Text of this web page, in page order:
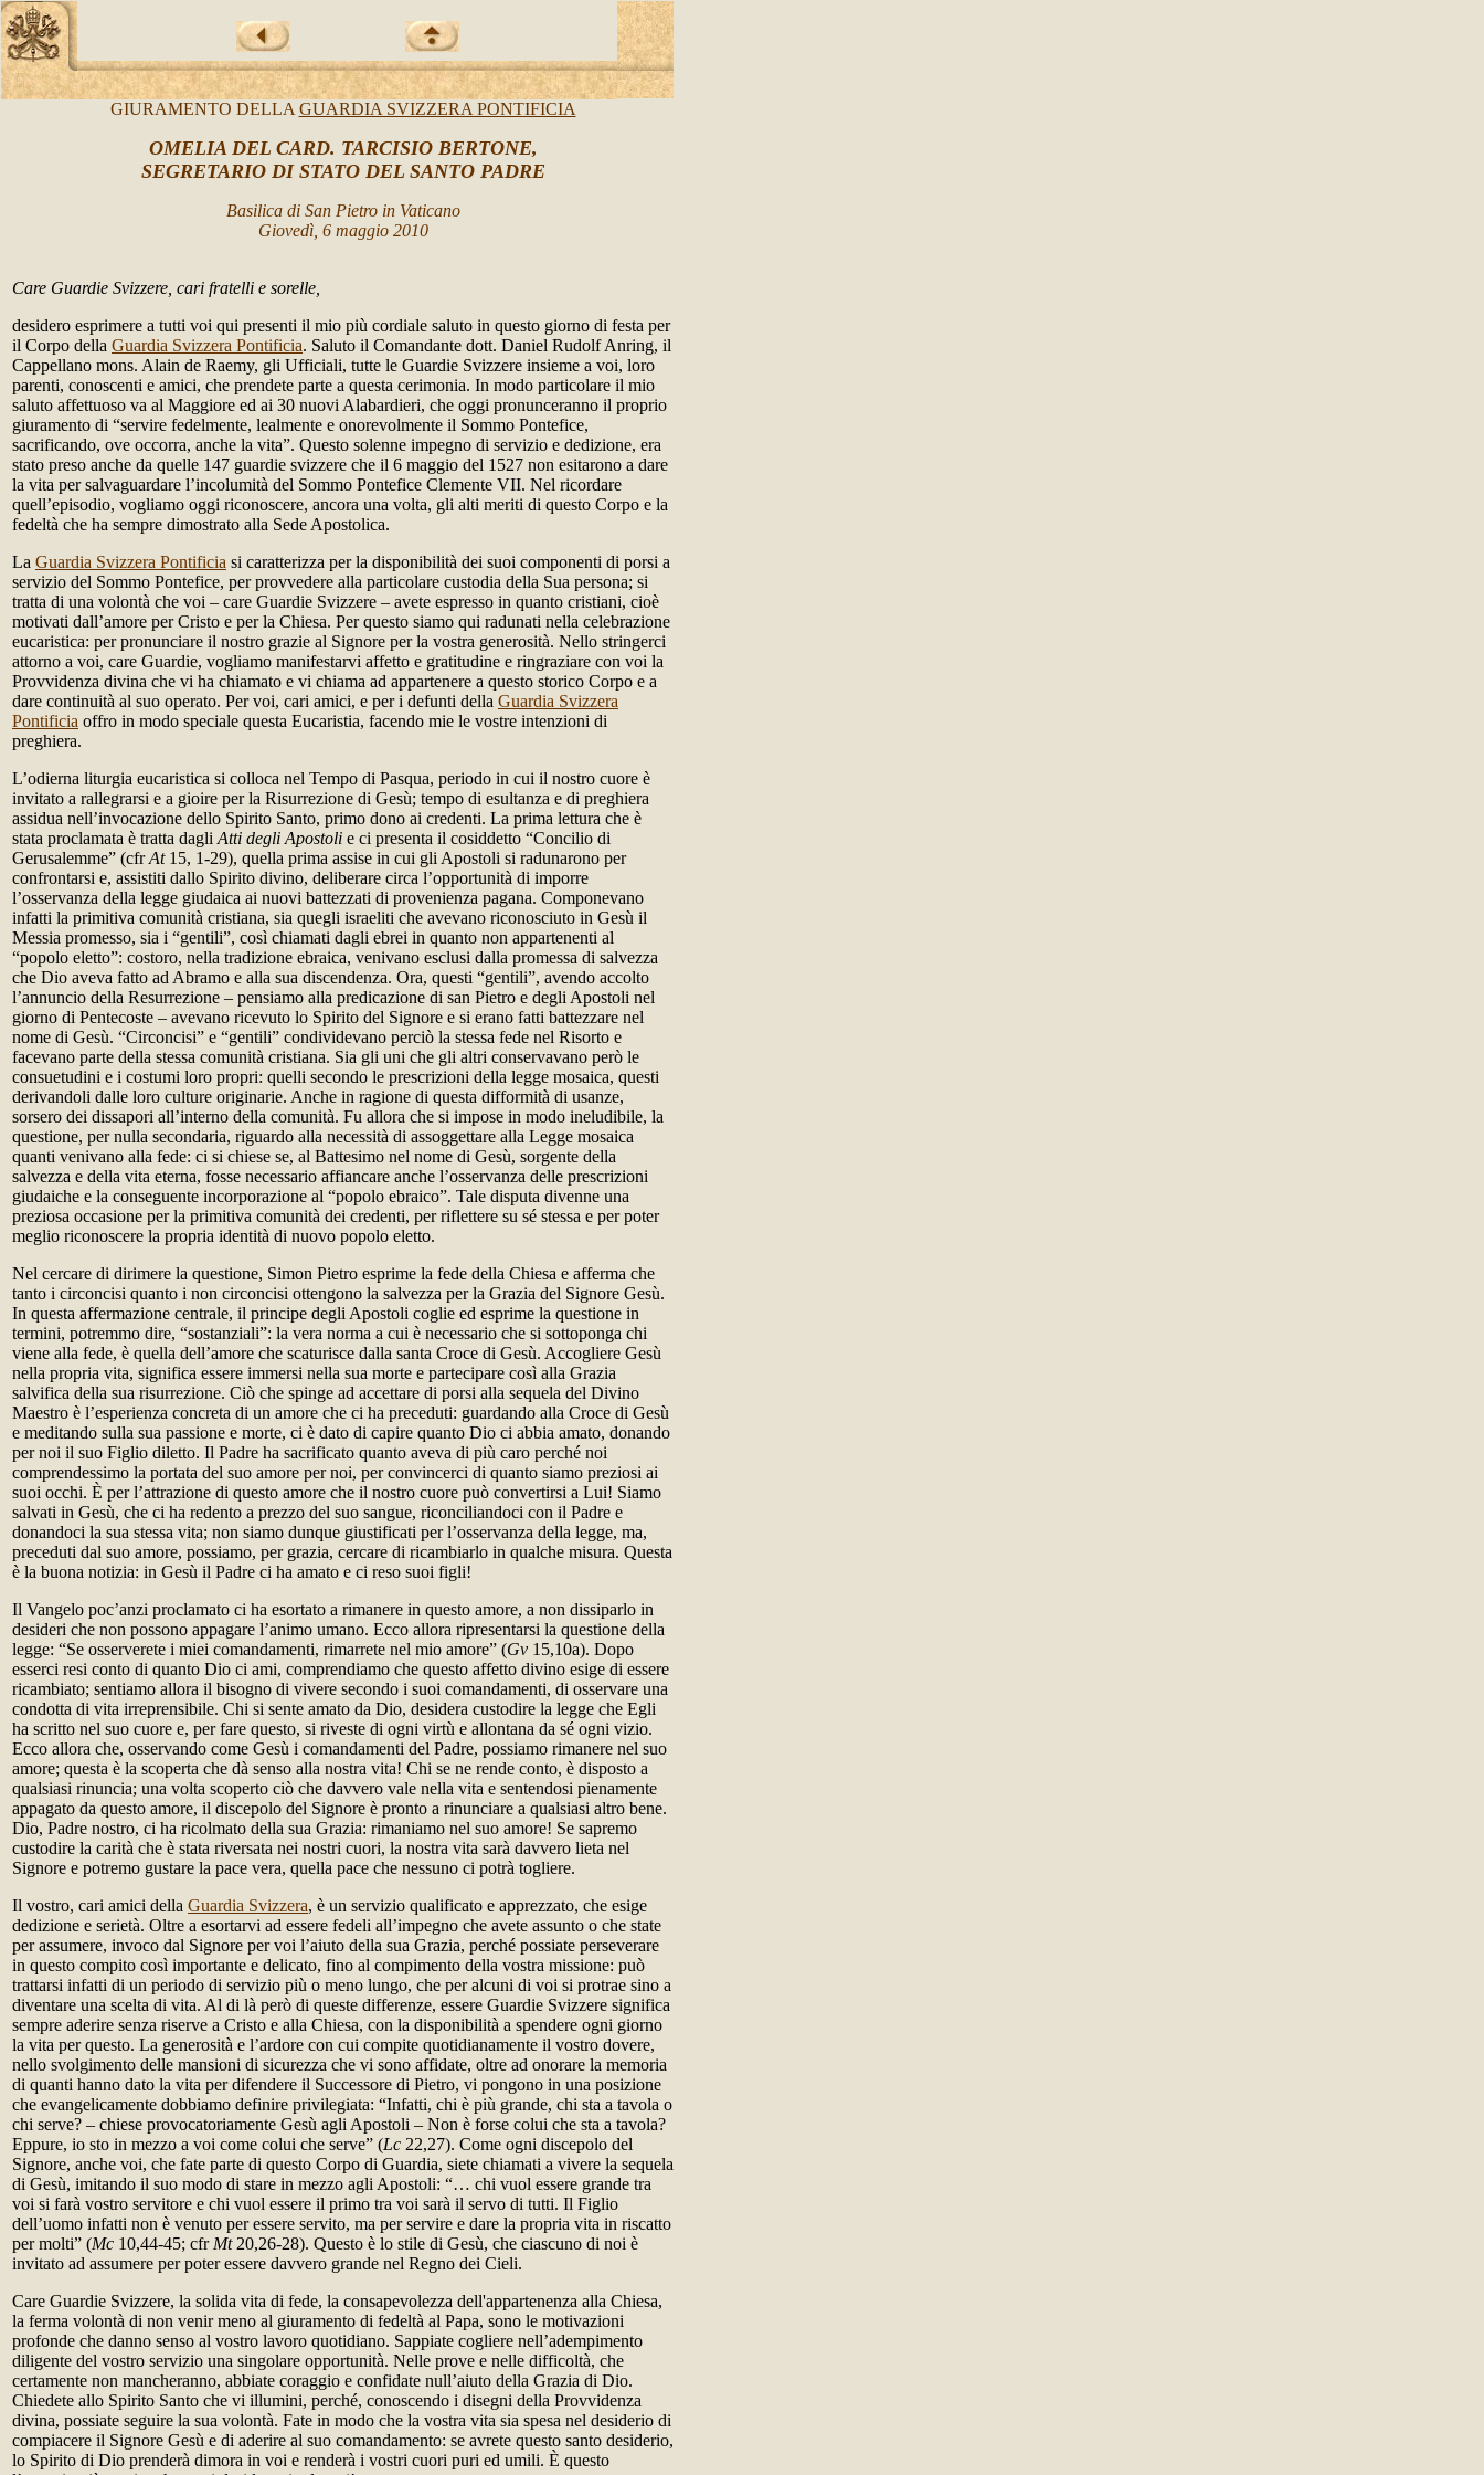
GIURAMENTO DELLA GUARDIA SVIZZERA PONTIFICIA
OMELIA DEL CARD. TARCISIO BERTONE,
SEGRETARIO DI STATO DEL SANTO PADRE
Basilica di San Pietro in Vaticano
Giovedì, 6 maggio 2010
Care Guardie Svizzere, cari fratelli e sorelle,
desidero esprimere a tutti voi qui presenti il mio più cordiale saluto in questo giorno di festa per
il Corpo della Guardia Svizzera Pontificia. Saluto il Comandante dott. Daniel Rudolf Anring, il
Cappellano mons. Alain de Raemy, gli Ufficiali, tutte le Guardie Svizzere insieme a voi, loro
parenti, conoscenti e amici, che prendete parte a questa cerimonia. In modo particolare il mio
saluto affettuoso va al Maggiore ed ai 30 nuovi Alabardieri, che oggi pronunceranno il proprio
giuramento di “servire fedelmente, lealmente e onorevolmente il Sommo Pontefice,
sacrificando, ove occorra, anche la vita”. Questo solenne impegno di servizio e dedizione, era
stato preso anche da quelle 147 guardie svizzere che il 6 maggio del 1527 non esitarono a dare
la vita per salvaguardare l’incolumità del Sommo Pontefice Clemente VII. Nel ricordare
quell’episodio, vogliamo oggi riconoscere, ancora una volta, gli alti meriti di questo Corpo e la
fedeltà che ha sempre dimostrato alla Sede Apostolica.
La Guardia Svizzera Pontificia si caratterizza per la disponibilità dei suoi componenti di porsi a
servizio del Sommo Pontefice, per provvedere alla particolare custodia della Sua persona; si
tratta di una volontà che voi – care Guardie Svizzere – avete espresso in quanto cristiani, cioè
motivati dall’amore per Cristo e per la Chiesa. Per questo siamo qui radunati nella celebrazione
eucaristica: per pronunciare il nostro grazie al Signore per la vostra generosità. Nello stringerci
attorno a voi, care Guardie, vogliamo manifestarvi affetto e gratitudine e ringraziare con voi la
Provvidenza divina che vi ha chiamato e vi chiama ad appartenere a questo storico Corpo e a
dare continuità al suo operato. Per voi, cari amici, e per i defunti della Guardia Svizzera
Pontificia offro in modo speciale questa Eucaristia, facendo mie le vostre intenzioni di
preghiera.
L’odierna liturgia eucaristica si colloca nel Tempo di Pasqua, periodo in cui il nostro cuore è
invitato a rallegrarsi e a gioire per la Risurrezione di Gesù; tempo di esultanza e di preghiera
assidua nell’invocazione dello Spirito Santo, primo dono ai credenti. La prima lettura che è
stata proclamata è tratta dagli Atti degli Apostoli e ci presenta il cosiddetto “Concilio di
Gerusalemme” (cfrAt15, 1-29), quella prima assise in cui gli Apostoli si radunarono per
confrontarsi e, assistiti dallo Spirito divino, deliberare circa l’opportunità di imporre
l’osservanza della legge giudaica ai nuovi battezzati di provenienza pagana. Componevano
infatti la primitiva comunità cristiana, sia quegli israeliti che avevano riconosciuto in Gesù il
Messia promesso, sia i “gentili”, così chiamati dagli ebrei in quanto non appartenenti al
“popolo eletto”: costoro, nella tradizione ebraica, venivano esclusi dalla promessa di salvezza
che Dio aveva fatto ad Abramo e alla sua discendenza. Ora, questi “gentili”, avendo accolto
l’annuncio della Resurrezione – pensiamo alla predicazione di san Pietro e degli Apostoli nel
giorno di Pentecoste – avevano ricevuto lo Spirito del Signore e si erano fatti battezzare nel
nome di Gesù. “Circoncisi” e “gentili” condividevano perciò la stessa fede nel Risorto e
facevano parte della stessa comunità cristiana. Sia gli uni che gli altri conservavano però le
consuetudini e i costumi loro propri: quelli secondo le prescrizioni della legge mosaica, questi
derivandoli dalle loro culture originarie. Anche in ragione di questa difformità di usanze,
sorsero dei dissapori all’interno della comunità. Fu allora che si impose in modo ineludibile, la
questione, per nulla secondaria, riguardo alla necessità di assoggettare alla Legge mosaica
quanti venivano alla fede: ci si chiese se, al Battesimo nel nome di Gesù, sorgente della
salvezza e della vita eterna, fosse necessario affiancare anche l’osservanza delle prescrizioni
giudaiche e la conseguente incorporazione al “popolo ebraico”. Tale disputa divenne una
preziosa occasione per la primitiva comunità dei credenti, per riflettere su sé stessa e per poter
meglio riconoscere la propria identità di nuovo popolo eletto.
Nel cercare di dirimere la questione, Simon Pietro esprime la fede della Chiesa e afferma che
tanto i circoncisi quanto i non circoncisi ottengono la salvezza per la Grazia del Signore Gesù.
In questa affermazione centrale, il principe degli Apostoli coglie ed esprime la questione in
termini, potremmo dire, “sostanziali”: la vera norma a cui è necessario che si sottoponga chi
viene alla fede, è quella dell’amore che scaturisce dalla santa Croce di Gesù. Accogliere Gesù
nella propria vita, significa essere immersi nella sua morte e partecipare così alla Grazia
salvifica della sua risurrezione. Ciò che spinge ad accettare di porsi alla sequela del Divino
Maestro è l’esperienza concreta di un amore che ci ha preceduti: guardando alla Croce di Gesù
e meditando sulla sua passione e morte, ci è dato di capire quanto Dio ci abbia amato, donando
per noi il suo Figlio diletto. Il Padre ha sacrificato quanto aveva di più caro perché noi
comprendessimo la portata del suo amore per noi, per convincerci di quanto siamo preziosi ai
suoi occhi. È per l’attrazione di questo amore che il nostro cuore può convertirsi a Lui! Siamo
salvati in Gesù, che ci ha redento a prezzo del suo sangue, riconciliandoci con il Padre e
donandoci la sua stessa vita; non siamo dunque giustificati per l’osservanza della legge, ma,
preceduti dal suo amore, possiamo, per grazia, cercare di ricambiarlo in qualche misura. Questa
è la buona notizia: in Gesù il Padre ci ha amato e ci reso suoi figli!
Il Vangelo poc’anzi proclamato ci ha esortato a rimanere in questo amore, a non dissiparlo in
desideri che non possono appagare l’animo umano. Ecco allora ripresentarsi la questione della
legge: “Se osserverete i miei comandamenti, rimarrete nel mio amore” (Gv 15,10a). Dopo
esserci resi conto di quanto Dio ci ami, comprendiamo che questo affetto divino esige di essere
ricambiato; sentiamo allora il bisogno di vivere secondo i suoi comandamenti, di osservare una
condotta di vita irreprensibile. Chi si sente amato da Dio, desidera custodire la legge che Egli
ha scritto nel suo cuore e, per fare questo, si riveste di ogni virtù e allontana da sé ogni vizio.
Ecco allora che, osservando come Gesù i comandamenti del Padre, possiamo rimanere nel suo
amore; questa è la scoperta che dà senso alla nostra vita! Chi se ne rende conto, è disposto a
qualsiasi rinuncia; una volta scoperto ciò che davvero vale nella vita e sentendosi pienamente
appagato da questo amore, il discepolo del Signore è pronto a rinunciare a qualsiasi altro bene.
Dio, Padre nostro, ci ha ricolmato della sua Grazia: rimaniamo nel suo amore! Se sapremo
custodire la carità che è stata riversata nei nostri cuori, la nostra vita sarà davvero lieta nel
Signore e potremo gustare la pace vera, quella pace che nessuno ci potrà togliere.
Il vostro, cari amici della Guardia Svizzera, è un servizio qualificato e apprezzato, che esige
dedizione e serietà. Oltre a esortarvi ad essere fedeli all’impegno che avete assunto o che state
per assumere, invoco dal Signore per voi l’aiuto della sua Grazia, perché possiate perseverare
in questo compito così importante e delicato, fino al compimento della vostra missione: può
trattarsi infatti di un periodo di servizio più o meno lungo, che per alcuni di voi si protrae sino a
diventare una scelta di vita. Al di là però di queste differenze, essere Guardie Svizzere significa
sempre aderire senza riserve a Cristo e alla Chiesa, con la disponibilità a spendere ogni giorno
la vita per questo. La generosità e l’ardore con cui compite quotidianamente il vostro dovere,
nello svolgimento delle mansioni di sicurezza che vi sono affidate, oltre ad onorare la memoria
di quanti hanno dato la vita per difendere il Successore di Pietro, vi pongono in una posizione
che evangelicamente dobbiamo definire privilegiata: “Infatti, chi è più grande, chi sta a tavola o
chi serve? – chiese provocatoriamente Gesù agli Apostoli – Non è forse colui che sta a tavola?
Eppure, io sto in mezzo a voi come colui che serve” (Lc 22,27). Come ogni discepolo del
Signore, anche voi, che fate parte di questo Corpo di Guardia, siete chiamati a vivere la sequela
di Gesù, imitando il suo modo di stare in mezzo agli Apostoli: “… chi vuol essere grande tra
voi si farà vostro servitore e chi vuol essere il primo tra voi sarà il servo di tutti. Il Figlio
dell’uomo infatti non è venuto per essere servito, ma per servire e dare la propria vita in riscatto
per molti” (Mc 10,44-45; cfr Mt20,26-28). Questo è lo stile di Gesù, che ciascuno di noi è
invitato ad assumere per poter essere davvero grande nel Regno dei Cieli.
Care Guardie Svizzere, la solida vita di fede, la consapevolezza dell'appartenenza alla Chiesa,
la ferma volontà di non venir meno al giuramento di fedeltà al Papa, sono le motivazioni
profonde che danno senso al vostro lavoro quotidiano. Sappiate cogliere nell’adempimento
diligente del vostro servizio una singolare opportunità. Nelle prove e nelle difficoltà, che
certamente non mancheranno, abbiate coraggio e confidate null’aiuto della Grazia di Dio.
Chiedete allo Spirito Santo che vi illumini, perché, conoscendo i disegni della Provvidenza
divina, possiate seguire la sua volontà. Fate in modo che la vostra vita sia spesa nel desiderio di
compiacere il Signore Gesù e di aderire al suo comandamento: se avrete questo santo desiderio,
lo Spirito di Dio prenderà dimora in voi e renderà i vostri cuori puri ed umili. È questo